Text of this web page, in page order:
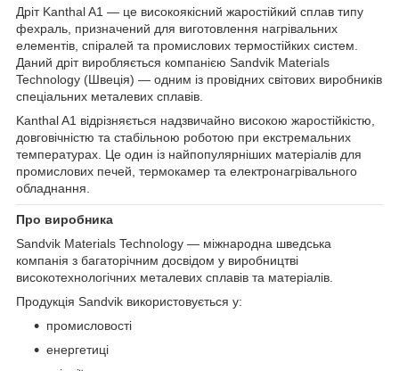
Дріт Kanthal A1 — це високоякісний жаростійкий сплав типу
фехраль, призначений для виготовлення нагрівальних
елементів, спіралей та промислових термостійких систем.
Даний дріт виробляється компанією Sandvik Materials
Technology (Швеція) — одним із провідних світових виробників
спеціальних металевих сплавів.
Kanthal A1 відрізняється надзвичайно високою жаростійкістю,
довговічністю та стабільною роботою при екстремальних
температурах. Це один із найпопулярніших матеріалів для
промислових печей, термокамер та електронагрівального
обладнання.
Про виробника
Sandvik Materials Technology — міжнародна шведська
компанія з багаторічним досвідом у виробництві
високотехнологічних металевих сплавів та матеріалів.
Продукція Sandvik використовується у:
промисловості
енергетиці